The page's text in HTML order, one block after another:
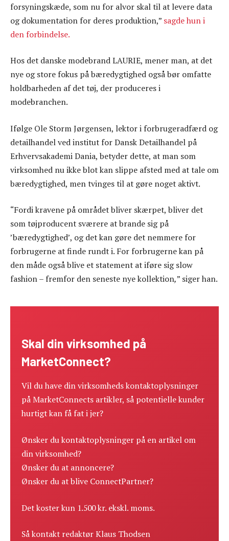
forsyningskæde, som nu for alvor skal til at levere data
og dokumentation for deres produktion,” sagde hun i
den forbindelse.
Hos det danske modebrand LAURIE, mener man, at det
nye og store fokus på bæredygtighed også bør omfatte
holdbarheden af det tøj, der produceres i
modebranchen.
Ifølge Ole Storm Jørgensen, lektor i forbrugeradfærd og
detailhandel ved institut for Dansk Detailhandel på
Erhvervsakademi Dania, betyder dette, at man som
virksomhed nu ikke blot kan slippe afsted med at tale om
bæredygtighed, men tvinges til at gøre noget aktivt.
“Fordi kravene på området bliver skærpet, bliver det
som tøjproducent sværere at brande sig på
’bæredygtighed’, og det kan gøre det nemmere for
forbrugerne at finde rundt i. For forbrugerne kan på
den måde også blive et statement at iføre sig slow
fashion – fremfor den seneste nye kollektion,” siger han.
Skal din virksomhed på
MarketConnect?
Vil du have din virksomheds kontaktoplysninger
på MarketConnects artikler, så potentielle kunder
hurtigt kan få fat i jer?
Ønsker du kontaktoplysninger på en artikel om
din virksomhed?
Ønsker du at annoncere?
Ønsker du at blive ConnectPartner?
Det koster kun 1.500 kr. ekskl. moms.
Så kontakt redaktør Klaus Thodsen